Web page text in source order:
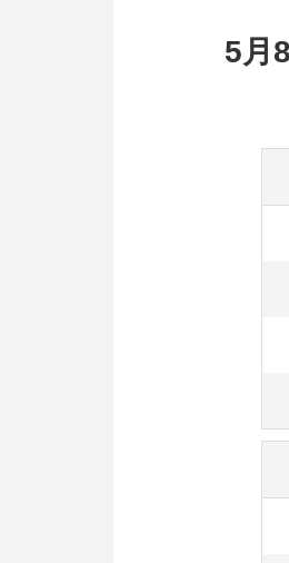
5月